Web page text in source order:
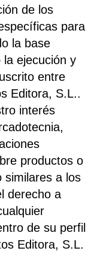
de los
para
la base
la ejecución y
entre
Editora, S.L..
interés
productos o
similares a los
derecho a
de su perfil
Editora, S.L.